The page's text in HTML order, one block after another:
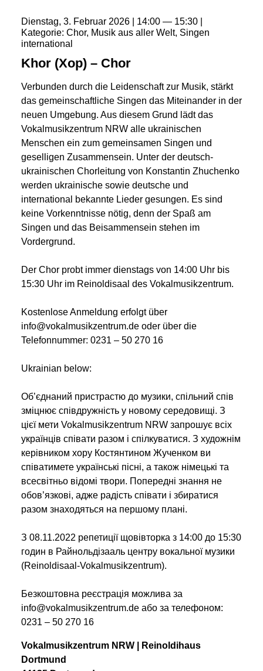
Dienstag 3 Februar 2026 14:00
15:30
Kategorie Chor Musik aus aller Welt Singen
international
Khor (Xop) – Chor
Verbunden durch die Leidenschaft zur Musik, stärkt
das gemeinschaftliche Singen das Miteinander in der
neuen Umgebung. Aus diesem Grund lädt das
Vokalmusikzentrum NRW alle ukrainischen
Menschen ein zum gemeinsamen Singen und
geselligen Zusammensein. Unter der deutsch-
ukrainischen Chorleitung von Konstantin Zhuchenko
werden ukrainische sowie deutsche und
international bekannte Lieder gesungen. Es sind
keine Vorkenntnisse nötig, denn der Spaß am
Singen und das Beisammensein stehen im
Vordergrund.
Der Chor probt immer dienstags von 14:00 Uhr bis
15:30 Uhr im Reinoldisaal des Vokalmusikzentrum.
Kostenlose Anmeldung erfolgt über
info@vokalmusikzentrum.de oder über die
Telefonnummer: 0231 – 50 270 16
Ukrainian below:
Об’єднаний пристрастю до музики, спільний спів
зміцнює співдружність у новому середовищі. З
цієї мети Vokalmusikzentrum NRW запрошує всіх
українців співати разом і спілкуватися. З художнім
керівником хору Костянтином Жученком ви
співатимете українські пісні, а також німецькі та
всесвітньо відомі твори. Попередні знання не
обов’язкові, адже радість співати і збиратися
разом знаходяться на першому плані.
З 08.11.2022 репетиції щовівторка з 14:00 до 15:30
годин в Райнольдізааль центру вокальної музики
(Reinoldisaal-Vokalmusikzentrum).
Безкоштовна реєстрація можлива за
info@vokalmusikzentrum.de або за телефоном:
0231 – 50 270 16
Vokalmusikzentrum NRW | Reinoldihaus
Dortmund